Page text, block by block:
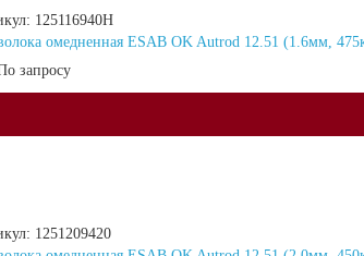
125116940H
омедненная ESAB OK Autrod 12.51 (1.6мм,
запросу
1251209420